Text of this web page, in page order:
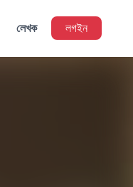
লেখক লগইন